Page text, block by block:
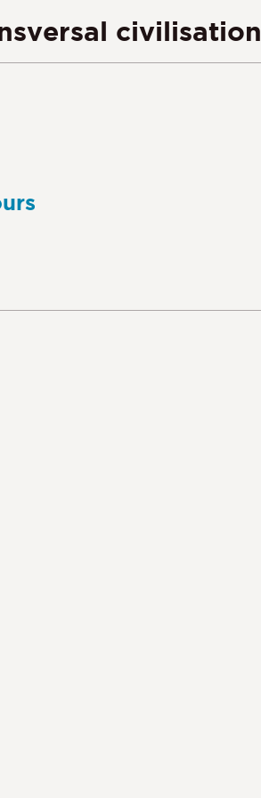
civilisation